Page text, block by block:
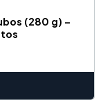
(280 g) –